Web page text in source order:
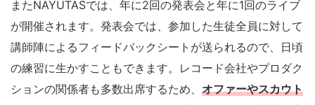
またNAYUTASでは、年に2回の発表会と年に1回のライブ
が開催されます。発表会では、参加した生徒全員に対して
講師陣によるフィードバックシートが送られるので、日頃
の練習に生かすこともできます。レコード会社やプロダク
ションの関係者も多数出席するため、 オファーやスカウト